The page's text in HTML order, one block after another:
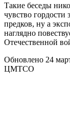
Такие беседы
чувство гордости
предков, ну а
наглядно
Отечественной
Обновлено 24
ЦМТСО